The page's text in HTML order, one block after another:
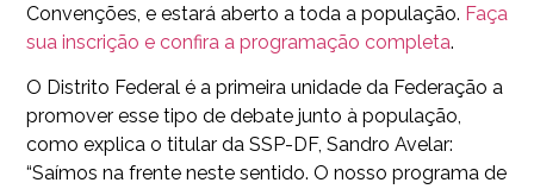
Convenções, e estará aberto a toda a população. Faça
sua inscrição e confira a programação completa.
O Distrito Federal é a primeira unidade da Federação a
promover esse tipo de debate junto à população,
como explica o titular da SSP-DF, Sandro Avelar:
“Saímos na frente neste sentido. O nosso programa de